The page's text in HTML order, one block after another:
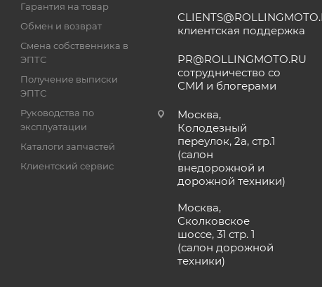
Гарантия на товар
Обмен и возврат
Смена собственника в
ЭПТС
Получение выписки
ЭПТС
Руководства по
эксплуатации
Каталоги запчастей
Клиентский сервис
клиентская поддержка
PR@ROLLINGMOTO.RU
сотрудничество со
СМИ и блогерами
Москва,
Колодезный
переулок, 2а, стр.1
(салон
внедорожной и
дорожной техники)
Москва,
Сколковское
шоссе, 31 стр. 1
(салон дорожной
техники)